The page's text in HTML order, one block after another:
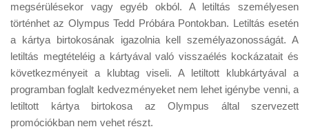
megsérülésekor vagy egyéb okból. A letiltás személyesen
történhet az Olympus Tedd Próbára Pontokban. Letiltás esetén
a kártya birtokosának igazolnia kell személyazonosságát. A
letiltás megtételéig a kártyával való visszaélés kockázatait és
következményeit a klubtag viseli. A letiltott klubkártyával a
programban foglalt kedvezményeket nem lehet igénybe venni, a
letiltott kártya birtokosa az Olympus által szervezett
promóciókban nem vehet részt.